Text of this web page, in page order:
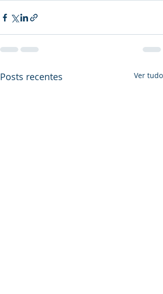
Posts recentes Ver tudo